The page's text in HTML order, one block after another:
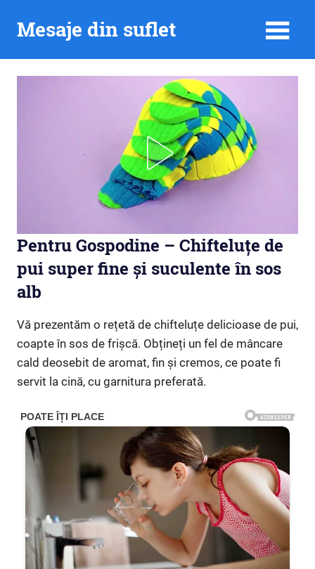
Mesaje din suflet
Pentru Gospodine – Chifteluțe de
pui super fine și suculente în sos
alb
Vă prezentăm o rețetă de chifteluțe delicioase de pui,
coapte în sos de frișcă. Obțineți un fel de mâncare
cald deosebit de aromat, fin și cremos, ce poate fi
servit la cină, cu garnitura preferată.